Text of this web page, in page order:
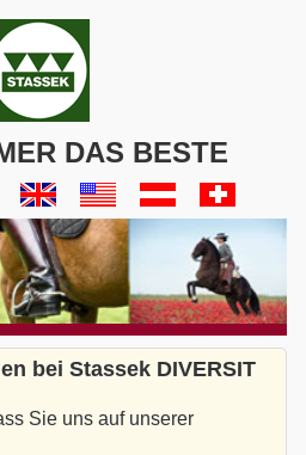
DAS BESTE
bei Stassek DIVERSIT
Sie uns auf unserer